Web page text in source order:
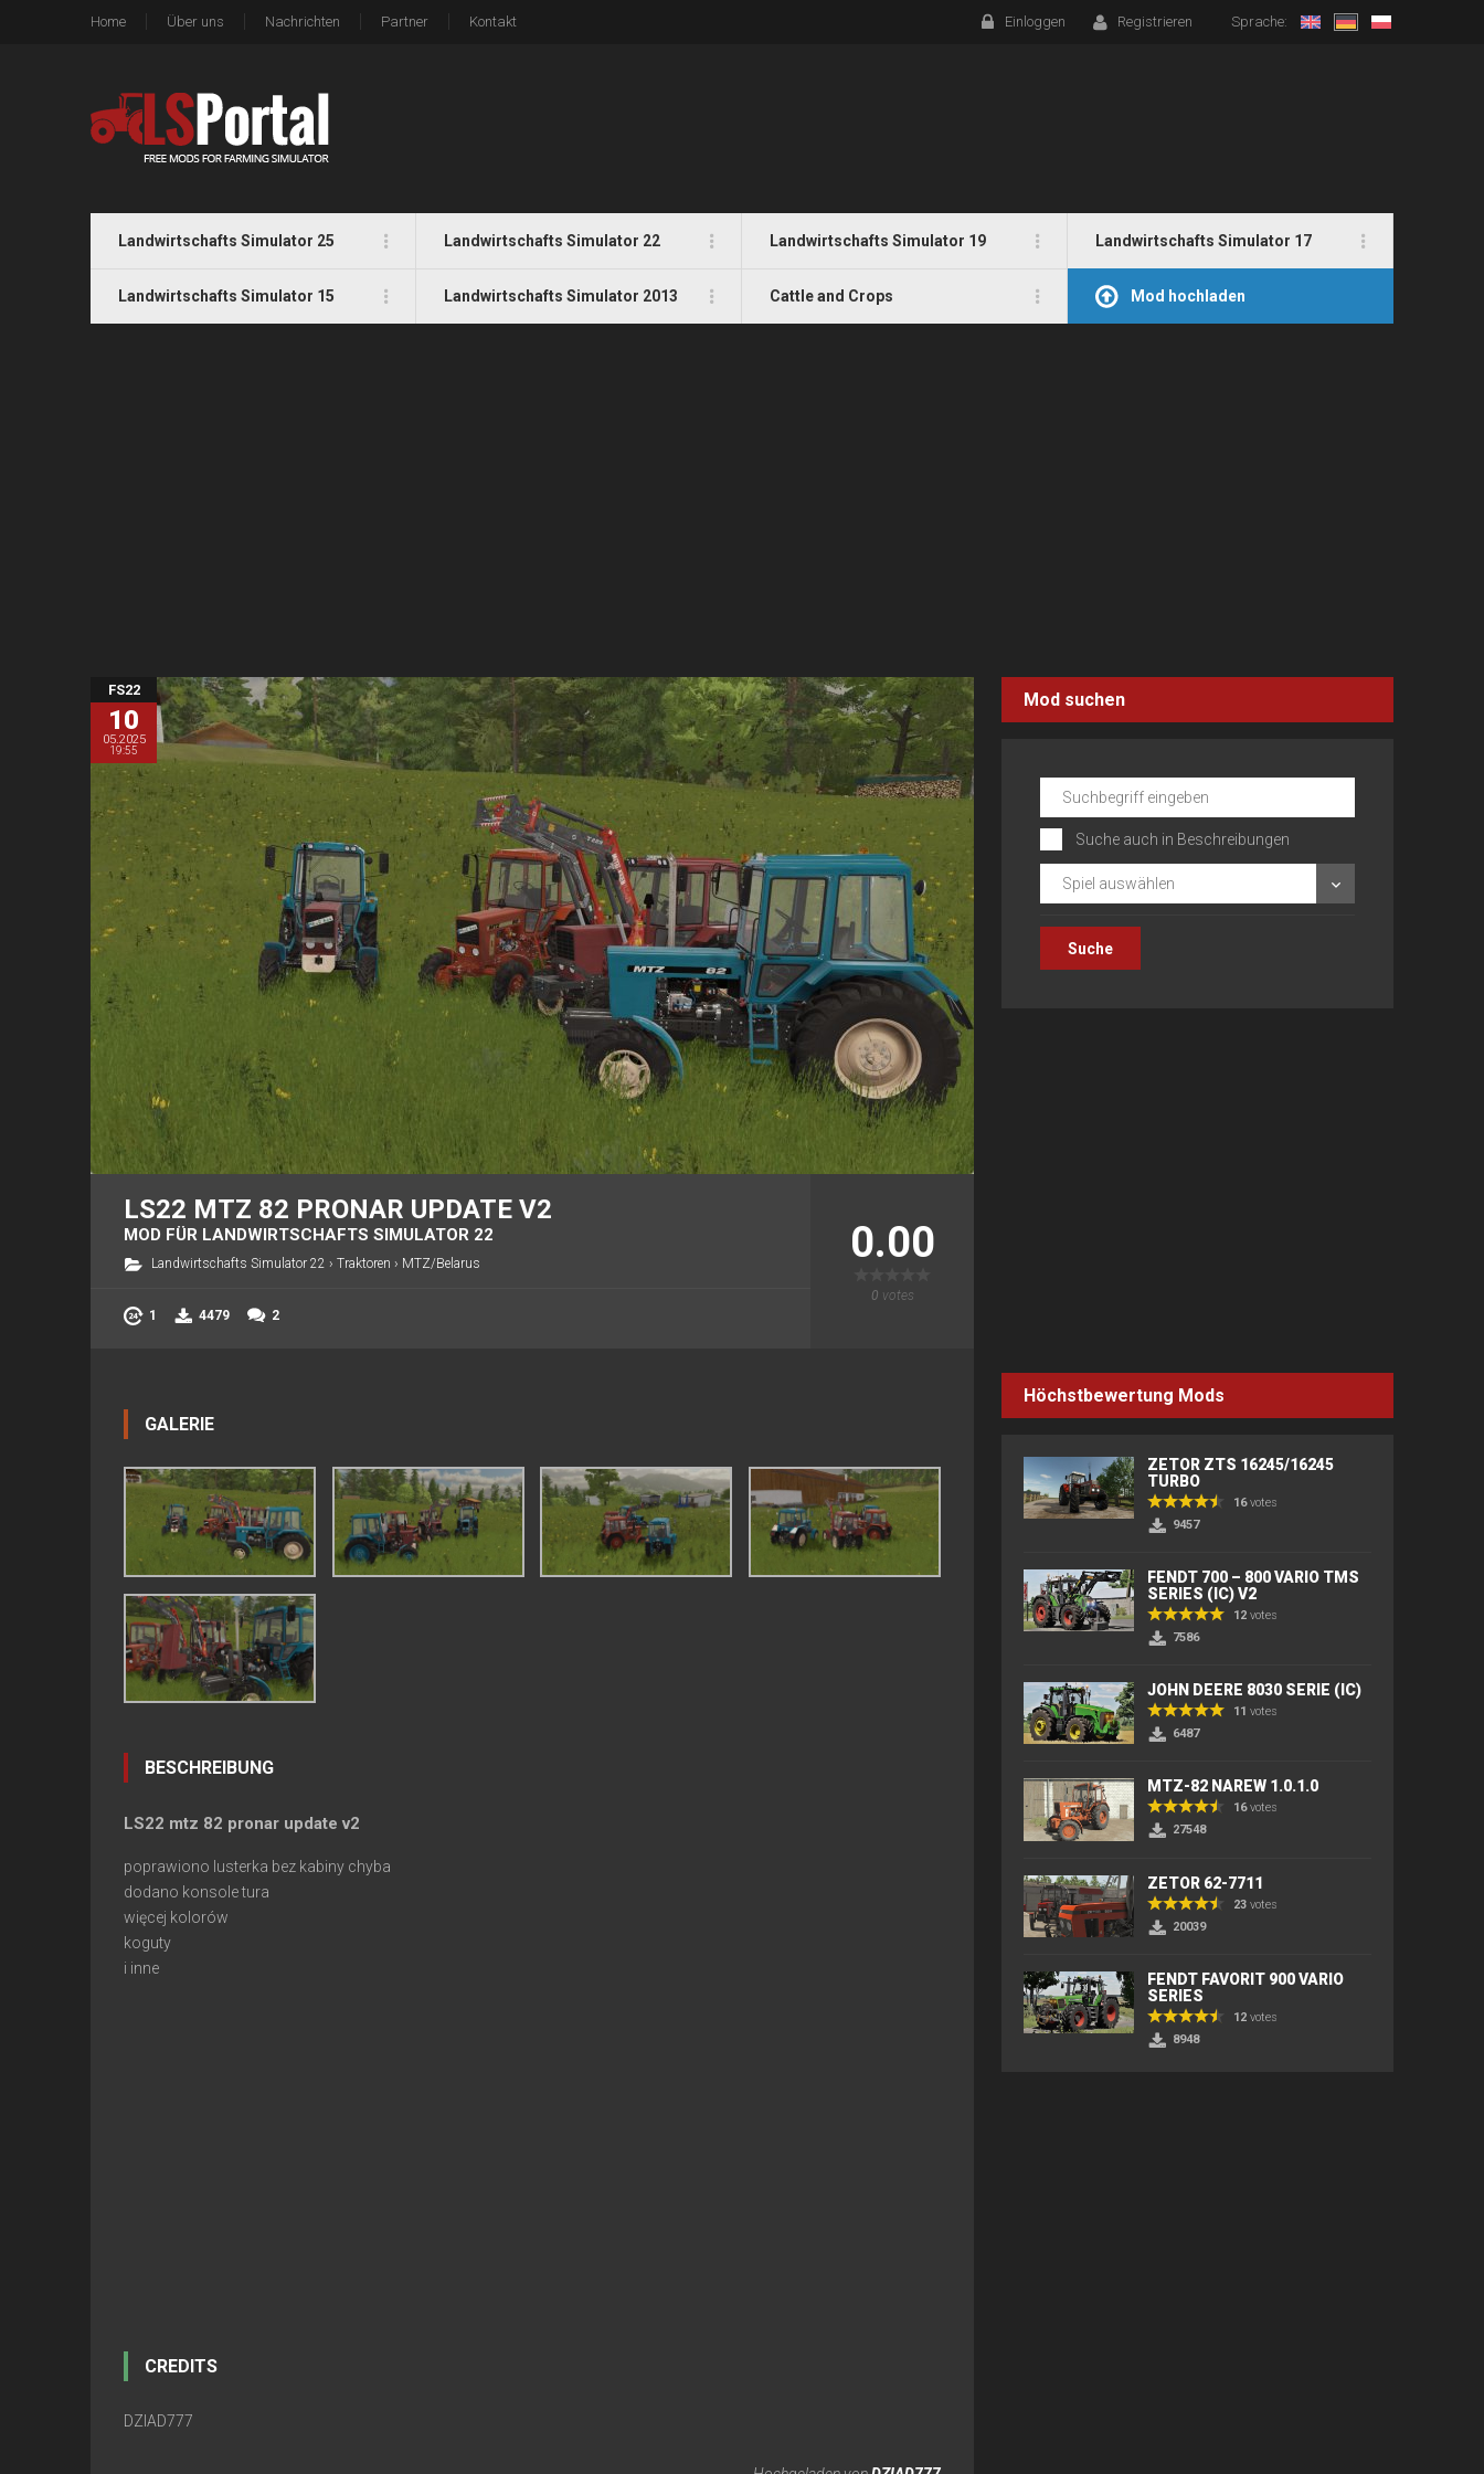
Home Über uns Nachrichten Partner Kontakt Einloggen Registrieren Sprache:
Landwirtschafts Simulator 25 Landwirtschafts Simulator 22 Landwirtschafts Simulator 19 Landwirtschafts Simulator 17
Landwirtschafts Simulator 15 Landwirtschafts Simulator 2013 Cattle and Crops Mod hochladen
FS22
10
05.2025
19:55
LS22 MTZ 82 PRONAR UPDATE V2
MOD FÜR LANDWIRTSCHAFTS SIMULATOR 22
Landwirtschafts Simulator 22 › Traktoren › MTZ/Belarus
1 4479 2
0.00
0 votes
GALERIE
BESCHREIBUNG
LS22 mtz 82 pronar update v2
poprawiono lusterka bez kabiny chyba
dodano konsole tura
więcej kolorów
koguty
i inne
CREDITS
DZIAD777
Mod suchen
Suche auch in Beschreibungen
Spiel auswählen
Höchstbewertung Mods
ZETOR ZTS 16245/16245
TURBO
16votes
9457
FENDT 700 – 800 VARIO TMS
SERIES (IC) V2
12 votes
7586
JOHN DEERE 8030 SERIE (IC)
11 votes
6487
MTZ-82 NAREW 1.0.1.0
16votes
27548
ZETOR 62-7711
23 votes
20039
FENDT FAVORIT 900 VARIO
SERIES
12 votes
8948